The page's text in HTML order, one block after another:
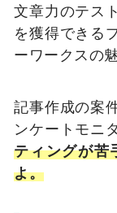
文章力のテス
を獲得できる
ーワークスの
記事作成の案
ンケートモニ
ティングが苦
よ。